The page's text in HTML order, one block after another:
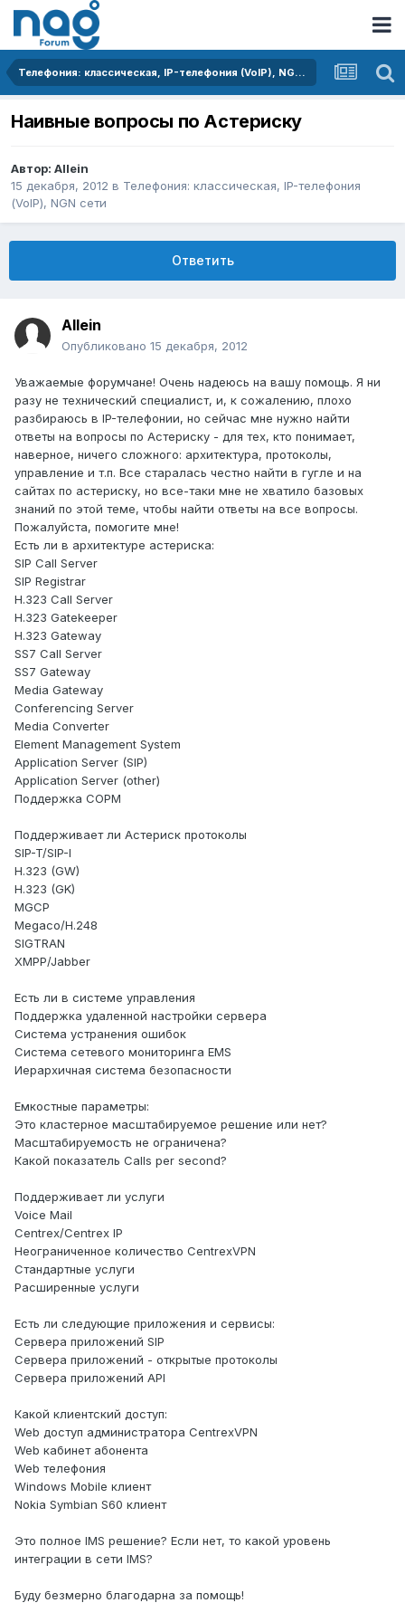
Телефония: классическая, IP-телефония (VoIP), NGN сети
Наивные вопросы по Астериску
Автор: Allein
15 декабря, 2012 в Телефония: классическая, IP-телефония
(VoIP), NGN сети
Ответить
Allein
Опубликовано 15 декабря, 2012
Уважаемые форумчане! Очень надеюсь на вашу помощь. Я ни
разу не технический специалист, и, к сожалению, плохо
разбираюсь в IP-телефонии, но сейчас мне нужно найти
ответы на вопросы по Астериску - для тех, кто понимает,
наверное, ничего сложного: архитектура, протоколы,
управление и т.п. Все старалась честно найти в гугле и на
сайтах по астериску, но все-таки мне не хватило базовых
знаний по этой теме, чтобы найти ответы на все вопросы.
Пожалуйста, помогите мне!
Есть ли в архитектуре астериска:
SIP Call Server
SIP Registrar
H.323 Call Server
H.323 Gatekeeper
H.323 Gateway
SS7 Call Server
SS7 Gateway
Media Gateway
Conferencing Server
Media Converter
Element Management System
Application Server (SIP)
Application Server (other)
Поддержка СОРМ
Поддерживает ли Астериск протоколы
SIP-T/SIP-I
H.323 (GW)
H.323 (GK)
MGCP
Megaco/H.248
SIGTRAN
XMPP/Jabber
Есть ли в системе управления
Поддержка удаленной настройки сервера
Система устранения ошибок
Система сетевого мониторинга EMS
Иерархичная система безопасности
Емкостные параметры:
Это кластерное масштабируемое решение или нет?
Масштабируемость не ограничена?
Какой показатель Calls per second?
Поддерживает ли услуги
Voice Mail
Centrex/Centrex IP
Неограниченное количество CentrexVPN
Стандартные услуги
Расширенные услуги
Есть ли следующие приложения и сервисы:
Сервера приложений SIP
Сервера приложений - открытые протоколы
Сервера приложений API
Какой клиентский доступ:
Web доступ администратора CentrexVPN
Web кабинет абонента
Web телефония
Windows Mobile клиент
Nokia Symbian S60 клиент
Это полное IMS решение? Если нет, то какой уровень
интеграции в сети IMS?
Буду безмерно благодарна за помощь!